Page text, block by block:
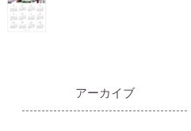
​アーカイブ